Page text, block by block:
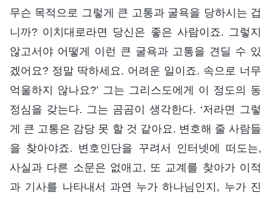
무슨 목적으로 그렇게 큰 고통과 굴욕을 당하시는 겁
니까? 이치대로라면 당신은 좋은 사람이죠. 그렇지
않고서야 어떻게 이런 큰 굴욕과 고통을 견딜 수 있
겠어요? 정말 딱하세요. 어려운 일이죠. 속으로 너무
억울하지 않나요?’ 그는 그리스도에게 이 정도의 동
정심을 갖는다. 그는 곰곰이 생각한다. ‘저라면 그렇
게 큰 고통은 감당 못 할 것 같아요. 변호해 줄 사람들
을 찾아야죠. 변호인단을 꾸려서 인터넷에 떠도는,
사실과 다른 소문은 없애고, 또 교계를 찾아가 이적
과 기사를 나타내서 과연 누가 하나님인지, 누가 진